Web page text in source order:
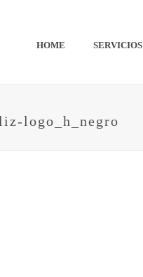
HOME SERVICIOS
logo_h_negro